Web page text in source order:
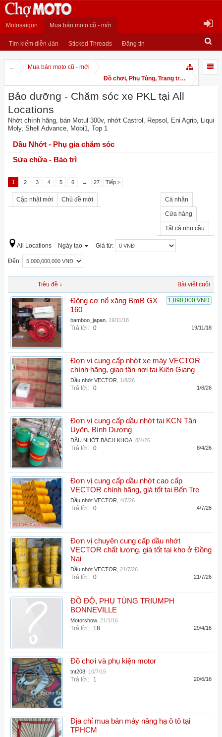
Motosaigon Mua bán moto cũ - mới
Tìm kiếm diễn đàn Sticked Threads Đăng tin
...
Mua bán moto cũ - mới
Đồ chơi, Phụ Tùng, Trang trí Moto và Dịch
Bảo dưỡng - Chăm sóc xe PKL tại All
Locations
Nhớt chính hãng, bán Motul 300v, nhớt Castrol, Repsol, Eni Agrip, Liqui
Moly, Shell Advance, Mobi1, Top 1
Dầu Nhớt - Phụ gia chăm sóc
Sửa chữa - Bảo trì
1 2 3 4 5 6 → 27 Tiếp >
Cập nhật mới Chủ đề mới Cá nhân
Cửa hàng
Tất cả nhu cầu
All Locations Ngày tạo Giá từ:
Đến:
Tiêu đề ↓ Bài viết cuối
1,890,000 VNĐ
Động cơ nổ xăng BmB GX
160
bamboo_japan 19/11/18
Trả lời: 0 19/11/18
Đơn vị cung cấp nhớt xe máy VECTOR
chính hãng, giao tận nơi tại Kiên Giang
Dầu nhớt VECTOR 1/8/26
Trả lời: 0 1/8/26
Đơn vị cung cấp dầu nhớt tại KCN Tân
Uyên, Bình Dương
DẦU NHỚT BÁCH KHOA 8/4/26
Trả lời: 0 8/4/26
Đơn vị cung cấp dầu nhớt cao cấp
VECTOR chính hãng, giá tốt tại Bến Tre
Dầu nhớt VECTOR 4/7/26
Trả lời: 0 4/7/26
Đơn vị chuyên cung cấp dầu nhớt
VECTOR chất lượng, giá tốt tại kho ở Đồng
Nai
Dầu nhớt VECTOR 21/7/26
Trả lời: 0 21/7/26
ĐỒ ĐỘ, PHỤ TÙNG TRIUMPH
BONNEVILLE
Motorshow 21/1/16
Trả lời: 18 29/4/16
Đồ chơi và phụ kiện motor
tnt208 10/7/15
Trả lời: 1 20/6/16
Địa chỉ mua bán máy nâng hạ ô tô tại
TPHCM